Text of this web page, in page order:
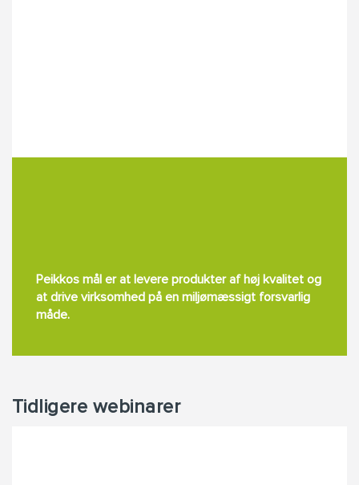
Peikkos mål er at levere produkter af høj kvalitet og
at drive virksomhed på en miljømæssigt forsvarlig
måde.
Tidligere webinarer